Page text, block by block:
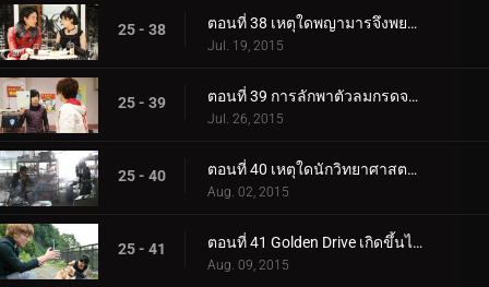
25 - 38 ตอนที่ 38 เหตุใดพญามารจึงพยายามพัฒนาต่อไป?
Jul. 19, 2015
25 - 39 ตอนที่ 39 การลักพาตัวลมกรดจะเกิดขึ้นเมื่อใด?
Jul. 26, 2015
25 - 40 ตอนที่ 40 เหตุใดนักวิทยาศาสตร์ที่มีพรสวรรค์ทั้งสองจึงปะทะกัน?
Aug. 02, 2015
25 - 41 ตอนที่ 41 Golden Drive เกิดขึ้นได้อย่างไร?
Aug. 09, 2015